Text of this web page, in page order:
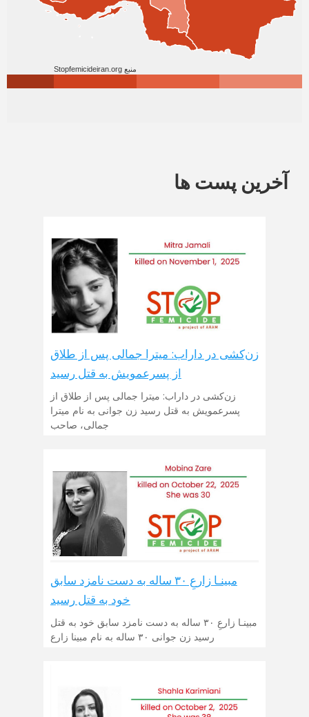
آخرین پست ها
زن‌کشی در داراب: میترا جمالی پس از طلاق
از پسرعمویش به قتل رسید
زن‌کشی در داراب: میترا جمالی پس از طلاق از
پسرعمویش به قتل رسید زن جوانی به نام میترا
جمالی، صاحب
مبینـا زارعِ ۳۰ ساله به دست نامزد سابق
خود به قتل رسید
مبینـا زارعِ ۳۰ ساله به دست نامزد سابق خود به قتل
رسید زن جوانی ۳۰ ساله به نام مبینا زارع